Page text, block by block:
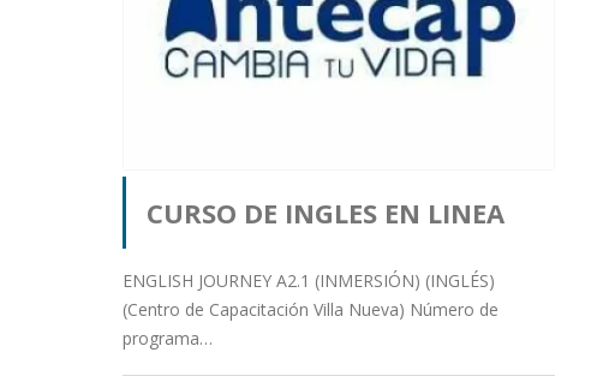
CURSO DE INGLES EN LINEA
Publicado por orlando salazar
milian desde Departamento
ENGLISH JOURNEY A2.1 (INMERSIÓN) (INGLÉS)
(Centro de Capacitación Villa Nueva) Número de
programa…